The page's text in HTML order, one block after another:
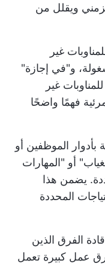
ويقلل من
غير
و"في إجازة"
غير
فهمًا واضحًا
الموظفين أو
أو "المهارات
يضمن هذا
المحددة
الفرق الذين
عمل كبيرة تعمل